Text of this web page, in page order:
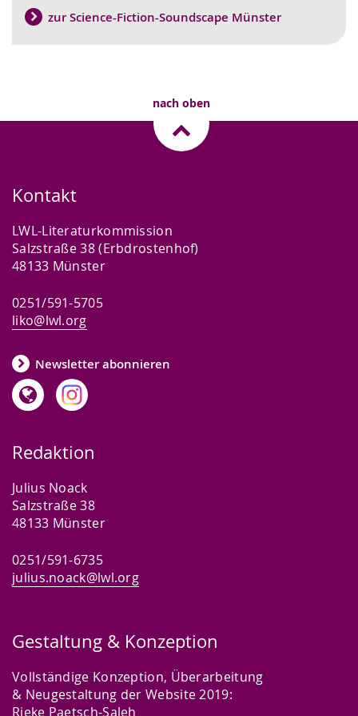
zur Science-Fiction-Soundscape Münster
nach oben
Kontakt
LWL-Literaturkommission
Salzstraße 38 (Erbdrostenhof)
48133 Münster
0251/591-5705
liko@lwl.org
Newsletter abonnieren
Redaktion
Julius Noack
Salzstraße 38
48133 Münster
0251/591-6735
julius.noack@lwl.org
Gestaltung & Konzeption
Vollständige Konzeption, Überarbeitung
& Neugestaltung der Website 2019:
Rieke Paetsch-Saleh